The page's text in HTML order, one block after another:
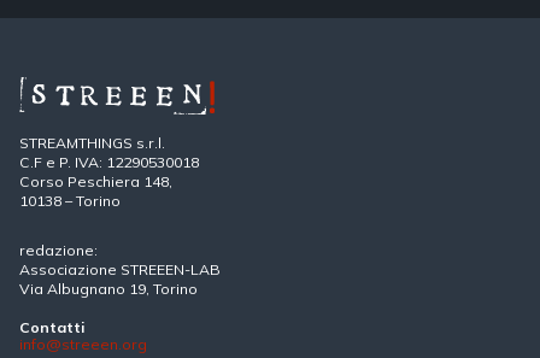
STREAMTHINGS s.r.l.
C.F e P. IVA: 12290530018
Corso Peschiera 148,
10138 – Torino
redazione:
Associazione STREEEN-LAB
Via Albugnano 19, Torino
Contatti
info@streeen.org